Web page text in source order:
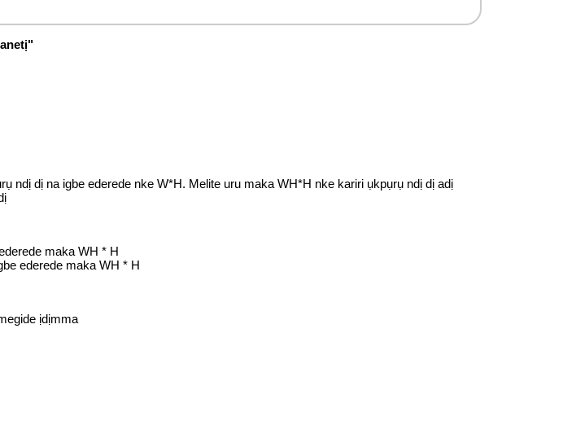
ndị dị na igbe ederede nke W*H. Melite uru maka WH*H nke kariri ụkpụrụ ndị dị adị
maka WH * H
ederede maka WH * H
ịdịmma